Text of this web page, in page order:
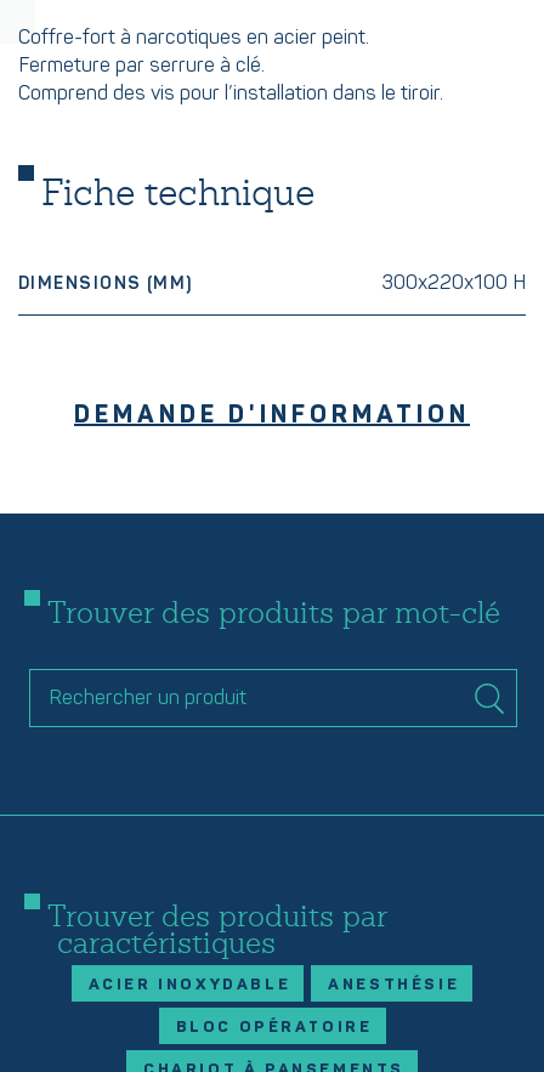
Coffre-fort à narcotiques en acier peint.
Fermeture par serrure à clé.
Comprend des vis pour l’installation dans le tiroir.
Fiche technique
DIMENSIONS (MM) 300x220x100 H
DEMANDE D'INFORMATION
Trouver des produits par mot-clé
Trouver des produits par
caractéristiques
ACIER INOXYDABLE ANESTHÉSIE
BLOC OPÉRATOIRE